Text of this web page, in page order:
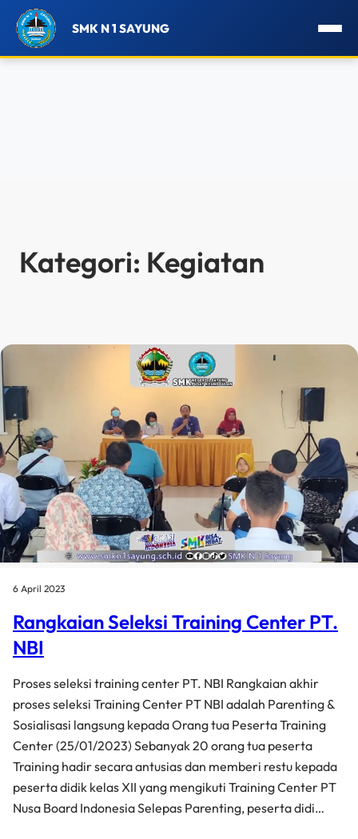
SMK N 1 SAYUNG
Kategori: Kegiatan
6 April 2023
Rangkaian Seleksi Training Center PT.
NBI
Proses seleksi training center PT. NBI Rangkaian akhir
proses seleksi Training Center PT NBI adalah Parenting &
Sosialisasi langsung kepada Orang tua Peserta Training
Center (25/01/2023) Sebanyak 20 orang tua peserta
Training hadir secara antusias dan memberi restu kepada
peserta didik kelas XII yang mengikuti Training Center PT
Nusa Board Indonesia Selepas Parenting, peserta didi…